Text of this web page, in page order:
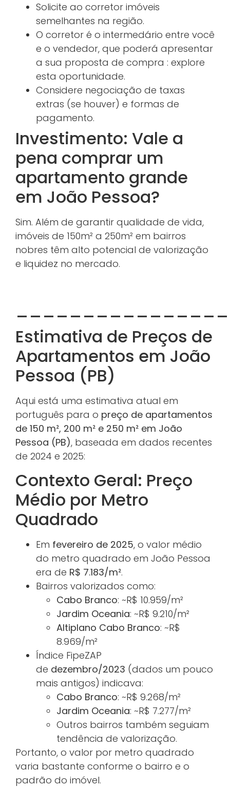
Solicite ao corretor imóveis
semelhantes na região.
O corretor é o intermedário entre você
e o vendedor, que poderá apresentar
a sua proposta de compra : explore
esta oportunidade.
Considere negociação de taxas
extras (se houver) e formas de
pagamento.
Investimento: Vale a
pena comprar um
apartamento grande
em João Pessoa?
Sim. Além de garantir qualidade de vida,
imóveis de 150m² a 250m² em bairros
nobres têm alto potencial de valorização
e liquidez no mercado.
Estimativa de Preços de
Apartamentos em João
Pessoa (PB)
Aqui está uma estimativa atual em
português para o preço de apartamentos
de 150 m², 200 m² e 250 m² em João
Pessoa (PB), baseada em dados recentes
de 2024 e 2025:
Contexto Geral: Preço
Médio por Metro
Quadrado
Em fevereiro de 2025, o valor médio
do metro quadrado em João Pessoa
era de R$ 7.183/m².
Bairros valorizados como:
Cabo Branco: ~R$ 10.959/m²
Jardim Oceania: ~R$ 9.210/m²
Altiplano Cabo Branco: ~R$
8.969/m²
Índice FipeZAP
de dezembro/2023 (dados um pouco
mais antigos) indicava:
Cabo Branco: ~R$ 9.268/m²
Jardim Oceania: ~R$ 7.277/m²
Outros bairros também seguiam
tendência de valorização.
Portanto, o valor por metro quadrado
varia bastante conforme o bairro e o
padrão do imóvel.